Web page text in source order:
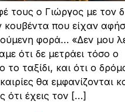
τους ο Γιώργος με τον
κουβέντα που είχαν
φορά… «Δεν μου
ότι δε μετράει τόσο ο
το ταξίδι, και ότι ο
θα εμφανίζονται
ότι έχεις τον […]